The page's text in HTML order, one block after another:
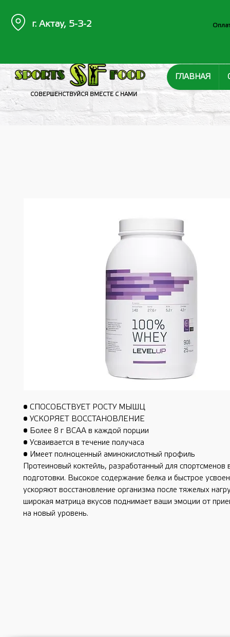
СОВЕРШЕНСТВУЙСЯ ВМЕСТЕ С НАМИ
ГЛАВНАЯ
г. Актау, 5-3-2
• СПОСОБСТВУЕТ РОСТУ МЫШЦ
• УСКОРЯЕТ ВОССТАНОВЛЕНИЕ
• Более 8 г ВСАА в каждой порции
• Усваивается в течение получаса
• Имеет полноценный аминокислотный профиль
Протеиновый коктейль, разработанный для спортсменов
подготовки. Высокое содержание белка и быстрое
ускоряют восстановление организма после тяжелых
широкая матрица вкусов поднимает ваши эмоции от
на новый уровень.